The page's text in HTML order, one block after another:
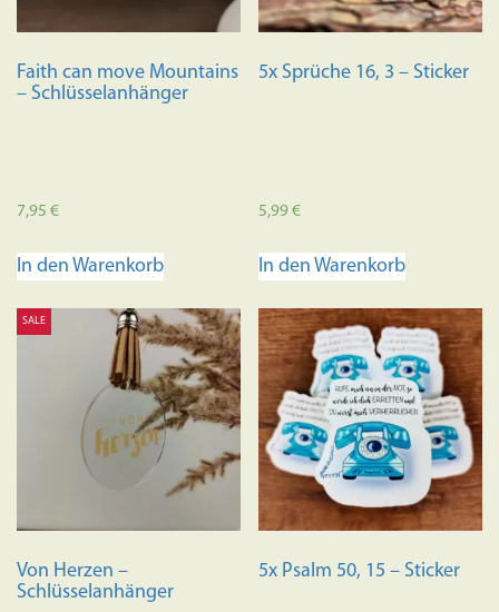
Faith can move Mountains
– Schlüsselanhänger
7,95 €
In den Warenkorb
5x Sprüche 16, 3 – Sticker
5,99€
In den Warenkorb
SALE
Von Herzen –
Schlüsselanhänger
5x Psalm 50, 15 – Sticker